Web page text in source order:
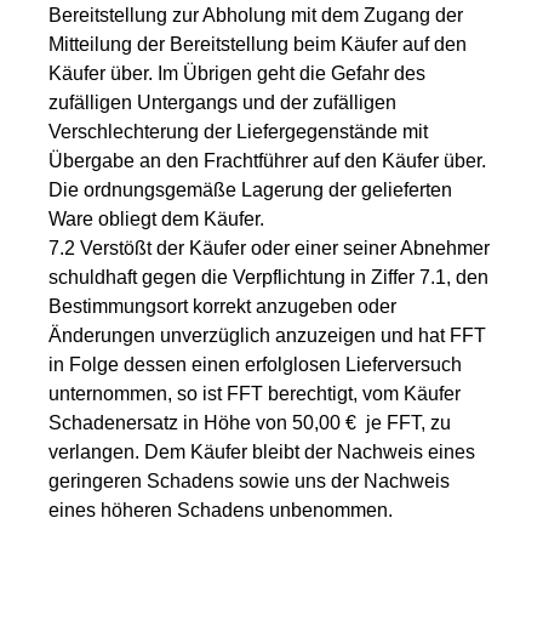
Bereitstellung zur Abholung mit dem Zugang der
Mitteilung der Bereitstellung beim Käufer auf den
Käufer über. Im Übrigen geht die Gefahr des
zufälligen Untergangs und der zufälligen
Verschlechterung der Liefergegenstände mit
Übergabe an den Frachtführer auf den Käufer über.
Die ordnungsgemäße Lagerung der gelieferten
Ware obliegt dem Käufer.
7.2 Verstößt der Käufer oder einer seiner Abnehmer
schuldhaft gegen die Verpflichtung in Ziffer 7.1, den
Bestimmungsort korrekt anzugeben oder
Änderungen unverzüglich anzuzeigen und hat FFT
in Folge dessen einen erfolglosen Lieferversuch
unternommen, so ist FFT berechtigt, vom Käufer
Schadenersatz in Höhe von 50,00 € je FFT, zu
verlangen. Dem Käufer bleibt der Nachweis eines
geringeren Schadens sowie uns der Nachweis
eines höheren Schadens unbenommen.